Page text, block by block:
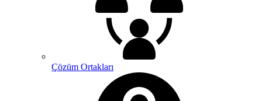
Çözüm Ortakları